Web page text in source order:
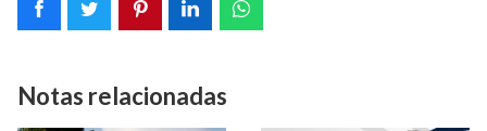
Notas relacionadas